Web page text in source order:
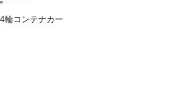
輪コンテナカー